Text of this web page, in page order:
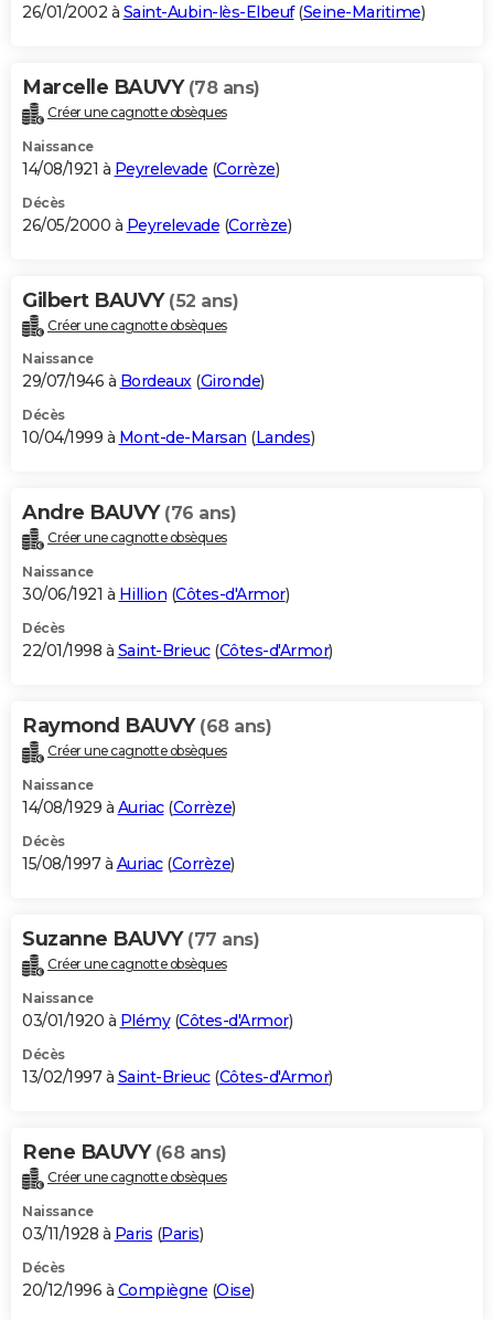
26/01/2002 à Saint-Aubin-lès-Elbeuf(Seine-Maritime)
Marcelle BAUVY (78 ans)
Créer une cagnotte obsèques
Naissance
14/08/1921 à Peyrelevade (Corrèze)
Décès
26/05/2000 à Peyrelevade (Corrèze)
Gilbert BAUVY (52 ans)
Créer une cagnotte obsèques
Naissance
29/07/1946 à Bordeaux(Gironde)
Décès
10/04/1999 à Mont-de-Marsan (Landes)
Andre BAUVY (76 ans)
Créer une cagnotte obsèques
Naissance
30/06/1921 à Hillion (Côtes-d'Armor)
Décès
22/01/1998 à Saint-Brieuc(Côtes-d'Armor)
Raymond BAUVY (68 ans)
Créer une cagnotte obsèques
Naissance
14/08/1929 à Auriac(Corrèze)
Décès
15/08/1997 à Auriac(Corrèze)
Suzanne BAUVY (77 ans)
Créer une cagnotte obsèques
Naissance
03/01/1920 à Plémy(Côtes-d'Armor)
Décès
13/02/1997 à Saint-Brieuc(Côtes-d'Armor)
Rene BAUVY (68 ans)
Créer une cagnotte obsèques
Naissance
03/11/1928 à Paris (Paris)
Décès
20/12/1996 à Compiègne (Oise)